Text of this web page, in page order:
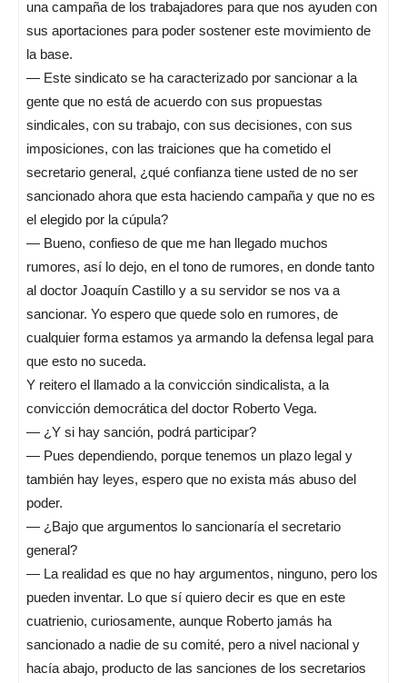
una campaña de los trabajadores para que nos ayuden con
sus aportaciones para poder sostener este movimiento de
la base.
— Este sindicato se ha caracterizado por sancionar a la
gente que no está de acuerdo con sus propuestas
sindicales, con su trabajo, con sus decisiones, con sus
imposiciones, con las traiciones que ha cometido el
secretario general, ¿qué confianza tiene usted de no ser
sancionado ahora que esta haciendo campaña y que no es
el elegido por la cúpula?
— Bueno, confieso de que me han llegado muchos
rumores, así lo dejo, en el tono de rumores, en donde tanto
al doctor Joaquín Castillo y a su servidor se nos va a
sancionar. Yo espero que quede solo en rumores, de
cualquier forma estamos ya armando la defensa legal para
que esto no suceda.
Y reitero el llamado a la convicción sindicalista, a la
convicción democrática del doctor Roberto Vega.
— ¿Y si hay sanción, podrá participar?
— Pues dependiendo, porque tenemos un plazo legal y
también hay leyes, espero que no exista más abuso del
poder.
— ¿Bajo que argumentos lo sancionaría el secretario
general?
— La realidad es que no hay argumentos, ninguno, pero los
pueden inventar. Lo que sí quiero decir es que en este
cuatrienio, curiosamente, aunque Roberto jamás ha
sancionado a nadie de su comité, pero a nivel nacional y
hacía abajo, producto de las sanciones de los secretarios